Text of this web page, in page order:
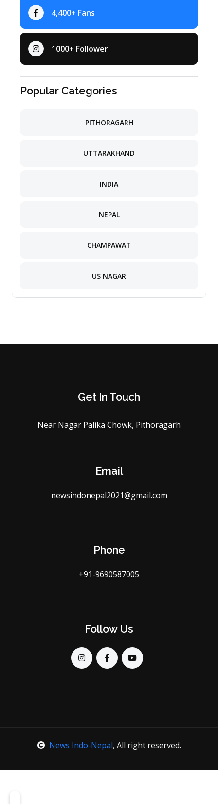
4,400+ Fans
1000+ Follower
Popular Categories
PITHORAGARH
UTTARAKHAND
INDIA
NEPAL
CHAMPAWAT
US NAGAR
Get In Touch
Near Nagar Palika Chowk, Pithoragarh
Email
newsindonepal2021@gmail.com
Phone
+91-9690587005
Follow Us
News Indo-Nepal, All right reserved.